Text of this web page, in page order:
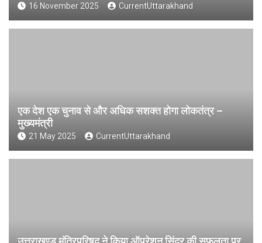
16 November 2025 CurrentUttarakhand
एक देश एक चुनाव से और अधिक सशक्त होगा लोकतंत्र –
मुख्यमंत्री
21 May 2025 CurrentUttarakhand